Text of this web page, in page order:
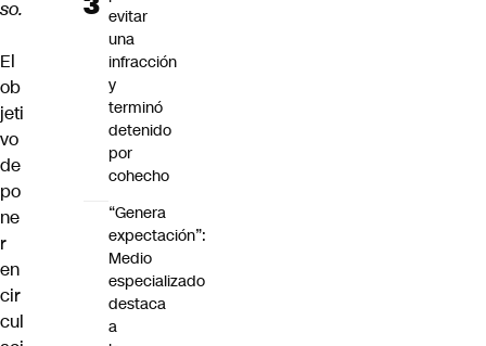
so.
El
ob
jeti
vo
de
po
ne
r
en
cir
cul
evitar
una
infracción
y
terminó
detenido
por
cohecho
“Genera
expectación”:
Medio
especializado
destaca
a